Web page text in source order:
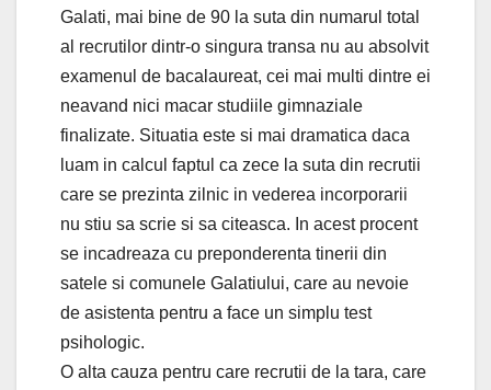
Galati, mai bine de 90 la suta din numarul total
al recrutilor dintr-o singura transa nu au absolvit
examenul de bacalaureat, cei mai multi dintre ei
neavand nici macar studiile gimnaziale
finalizate. Situatia este si mai dramatica daca
luam in calcul faptul ca zece la suta din recrutii
care se prezinta zilnic in vederea incorporarii
nu stiu sa scrie si sa citeasca. In acest procent
se incadreaza cu preponderenta tinerii din
satele si comunele Galatiului, care au nevoie
de asistenta pentru a face un simplu test
psihologic.
O alta cauza pentru care recrutii de la tara, care